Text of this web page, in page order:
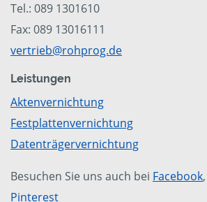
Tel.: 089 1301610
Fax: 089 13016111
vertrieb@rohprog.de
Leistungen
Aktenvernichtung
Festplattenvernichtung
Datenträgervernichtung
Besuchen Sie uns auch bei Facebook,
Pinterest